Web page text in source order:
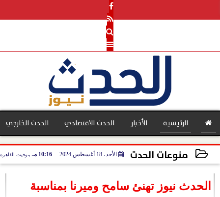
الرئيسية الأخبار الحدث الاقتصادي الحدث الخارجي
منوعات الحدث الأحد، 18 أغسطس 2024 10:16 مـ بتوقيت القاهرة
الحدث نيوز تهنئ سامح وميرنا بمناسبة